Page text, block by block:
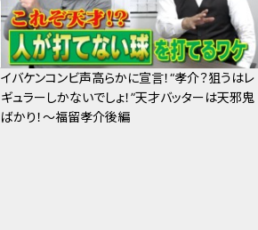
イバケンコンビ声高らかに宣言！“孝介？狙うはレ
ギュラーしかないでしょ！”天才バッターは天邪鬼
ばかり！～福留孝介後編